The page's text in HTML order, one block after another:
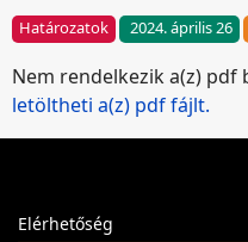
Határozatok 2024. április 26
Nem rendelkezik a(z) pdf
letöltheti a(z) pdf fájlt.
Elérhetőség